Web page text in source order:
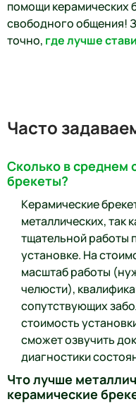
помощи керамических
свободного общения!
точно, где лучше
Часто
Сколько в среднем
брекеты?
Керамические
металлических, так
тщательной работы
установке. На
масштаб работы
челюсти),
сопутствующих
стоимость
сможет озвучить
диагностики
Что лучше
керамические